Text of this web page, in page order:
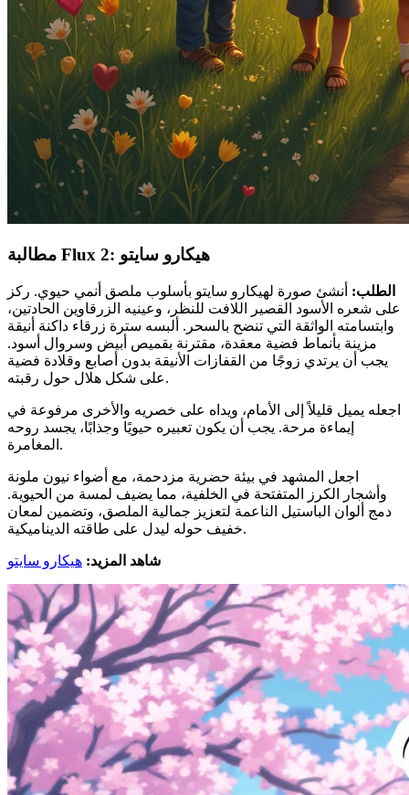
مطالبة Flux 2: هيكارو سايتو
الطلب: أنشئ صورة لهيكارو سايتو بأسلوب ملصق أنمي حيوي. ركز
على شعره الأسود القصير اللافت للنظر، وعينيه الزرقاوين الحادتين،
وابتسامته الواثقة التي تنضح بالسحر. ألبسه سترة زرقاء داكنة أنيقة
مزينة بأنماط فضية معقدة، مقترنة بقميص أبيض وسروال أسود.
يجب أن يرتدي زوجًا من القفازات الأنيقة بدون أصابع وقلادة فضية
على شكل هلال حول رقبته.
اجعله يميل قليلاً إلى الأمام، ويداه على خصريه والأخرى مرفوعة في
إيماءة مرحة. يجب أن يكون تعبيره حيويًا وجذابًا، يجسد روحه
المغامرة.
اجعل المشهد في بيئة حضرية مزدحمة، مع أضواء نيون ملونة
وأشجار الكرز المتفتحة في الخلفية، مما يضيف لمسة من الحيوية.
دمج ألوان الباستيل الناعمة لتعزيز جمالية الملصق، وتضمين لمعان
خفيف حوله ليدل على طاقته الديناميكية.
شاهد المزيد: هيكارو سايتو